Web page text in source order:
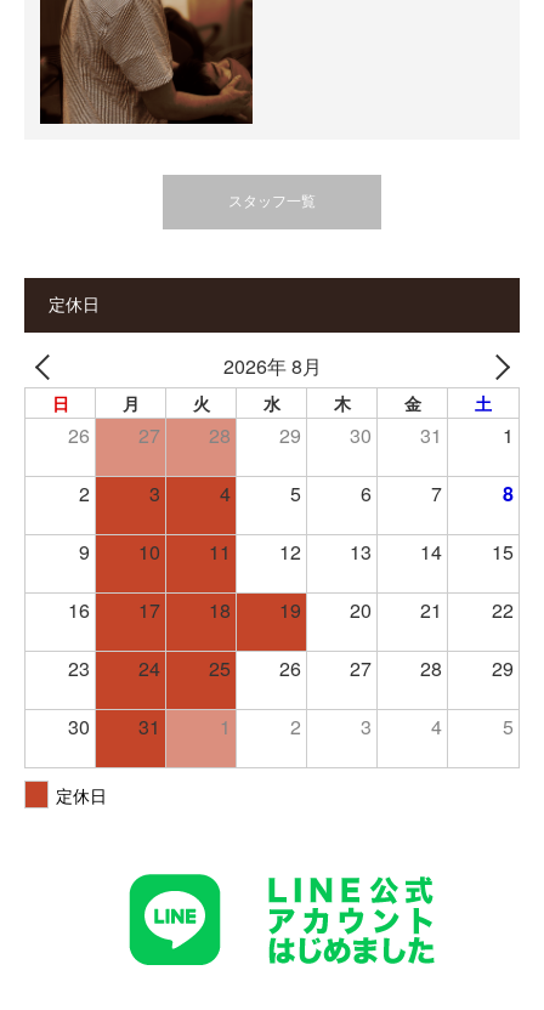
スタッフ一覧
定休日
2026年 8月
日 月 火 水 木 金 土
26 27 28 29 30 31 1
2 3 4 5 6 7 8
9 10 11 12 13 14 15
16 17 18 19 20 21 22
23 24 25 26 27 28 29
30 31 1 2 3 4 5
定休日